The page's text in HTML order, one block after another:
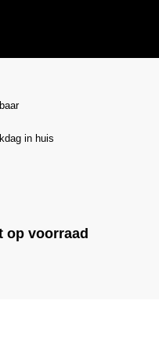
in huis
op voorraad